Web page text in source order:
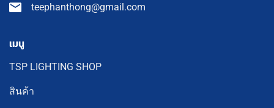
teephanthong@gmail.com
เมนู
TSP LIGHTING SHOP
สินค้า